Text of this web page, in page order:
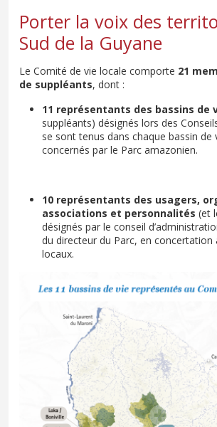
Porter la voix des
Sud de la Guyane
Le Comité de vie locale comporte 21
de suppléants, dont :
11 représentants des bassins de
suppléants) désignés lors des
se sont tenus dans chaque bassin de
concernés par le Parc amazonien.
10 représentants des usagers,
associations et personnalités (et
désignés par le conseil
du directeur du Parc, en concertation
locaux.